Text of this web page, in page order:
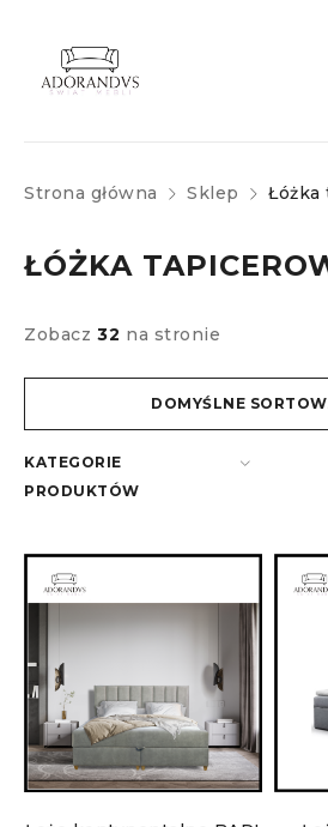
Strona główna Sklep Łóżka
ŁÓŻKA
DOMYŚLNE
Zobacz 32 na stronie
KATEGORIE
PRODUKTÓW